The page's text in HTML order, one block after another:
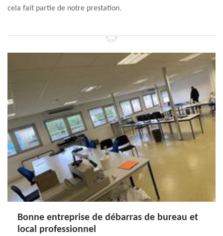
cela fait partie de notre prestation.
Bonne entreprise de débarras de bureau et
local professionnel